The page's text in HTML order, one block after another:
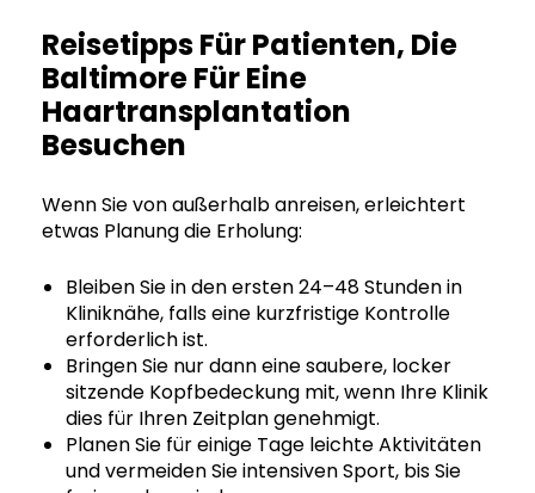
Reisetipps Für Patienten, Die
Baltimore Für Eine
Haartransplantation
Besuchen
Wenn Sie von außerhalb anreisen, erleichtert
etwas Planung die Erholung:
Bleiben Sie in den ersten 24–48 Stunden in
Kliniknähe, falls eine kurzfristige Kontrolle
erforderlich ist.
Bringen Sie nur dann eine saubere, locker
sitzende Kopfbedeckung mit, wenn Ihre Klinik
dies für Ihren Zeitplan genehmigt.
Planen Sie für einige Tage leichte Aktivitäten
und vermeiden Sie intensiven Sport, bis Sie